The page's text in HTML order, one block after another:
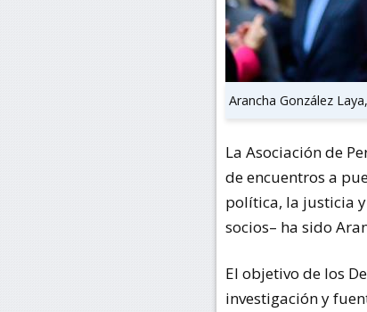
Arancha González
La Asociación de
de encuentros a
política, la justicia
socios– ha sido
El objetivo de los
investigación y